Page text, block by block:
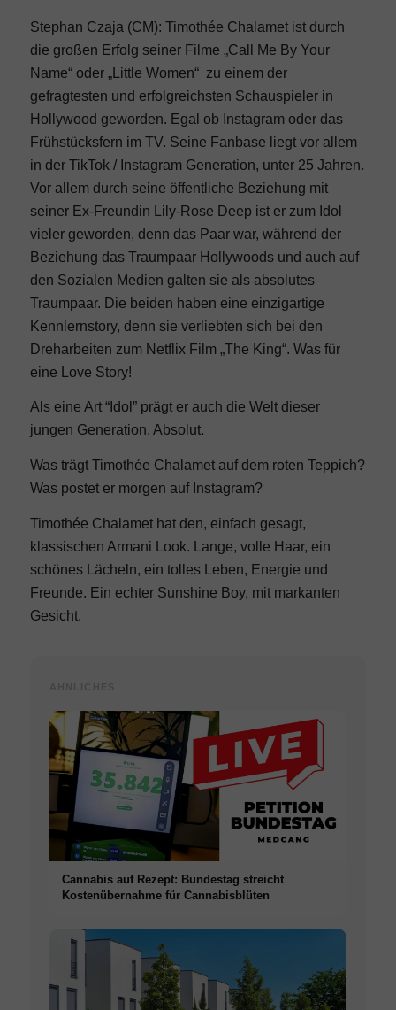
Stephan Czaja (CM): Timothée Chalamet ist durch
die großen Erfolg seiner Filme „Call Me By Your
Name“ oder „Little Women“ zu einem der
gefragtesten und erfolgreichsten Schauspieler in
Hollywood geworden. Egal ob Instagram oder das
Frühstücksfern im TV. Seine Fanbase liegt vor allem
in der TikTok / Instagram Generation, unter 25 Jahren.
Vor allem durch seine öffentliche Beziehung mit
seiner Ex-Freundin Lily-Rose Deep ist er zum Idol
vieler geworden, denn das Paar war, während der
Beziehung das Traumpaar Hollywoods und auch auf
den Sozialen Medien galten sie als absolutes
Traumpaar. Die beiden haben eine einzigartige
Kennlernstory, denn sie verliebten sich bei den
Dreharbeiten zum Netflix Film „The King“. Was für
eine Love Story!
Als eine Art “Idol” prägt er auch die Welt dieser
jungen Generation. Absolut.
Was trägt Timothée Chalamet auf dem roten Teppich?
Was postet er morgen auf Instagram?
Timothée Chalamet hat den, einfach gesagt,
klassischen Armani Look. Lange, volle Haar, ein
schönes Lächeln, ein tolles Leben, Energie und
Freunde. Ein echter Sunshine Boy, mit markanten
Gesicht.
Cannabis auf Rezept: Bundestag streicht
Kostenübernahme für Cannabisblüten